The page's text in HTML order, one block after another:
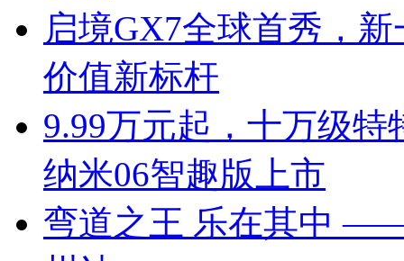
启境GX7全球首秀，
价值新标杆
9.99万元起，十万级
纳米06智趣版上市
弯道之王 乐在其中